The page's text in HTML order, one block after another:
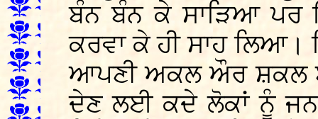
ਬੰਨ ਬੰਨ ਕੇ ਸਾੜਿਆ ਪਰ
ਕਰਵਾ ਕੇ ਹੀ ਸਾਹ
ਆਪਣੀ ਅਕਲ ਔਰ ਸ਼ਕਲ
ਦੇਣ ਲਈ ਕਦੇ ਲੋਕਾਂ ਨੂੰ